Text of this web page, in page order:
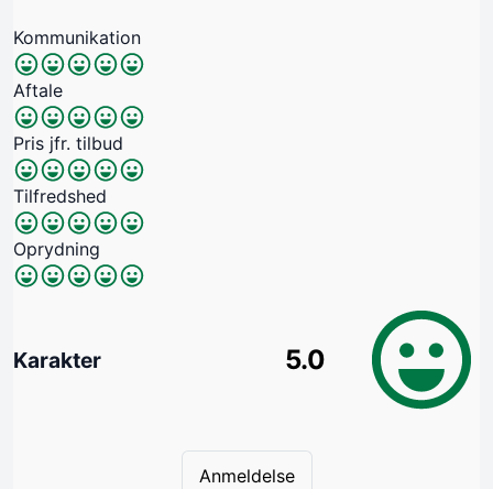
Kommunikation
Aftale
Pris jfr. tilbud
Tilfredshed
Oprydning
Karakter 5.0
Anmeldelse